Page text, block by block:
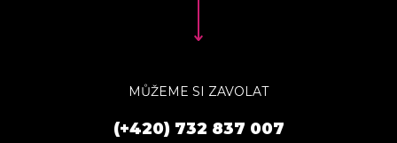
MŮŽEME SI ZAVOLAT
(+420) 732 837 007